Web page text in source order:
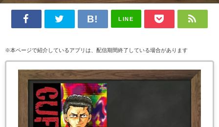
LINE
※本ページで紹介しているアプリは、配信期間終了している場合があります